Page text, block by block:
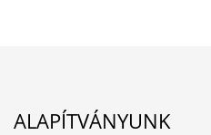
ALAPÍTVÁNYUNK